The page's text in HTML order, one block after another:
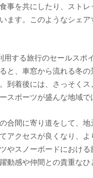
事を共にしたり、スト
ます。このようなシェ
用する旅行のセールス
と、車窓から流れる冬
到着後には、さっそく
スポーツが盛んな地域
合間に寄り道をして、
アクセスが良くなり、
やスノーボードにおけ
動感や仲間との貴重なひ